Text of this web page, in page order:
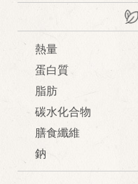
熱量
蛋白質
脂肪
碳水化合物
膳食纖維
鈉